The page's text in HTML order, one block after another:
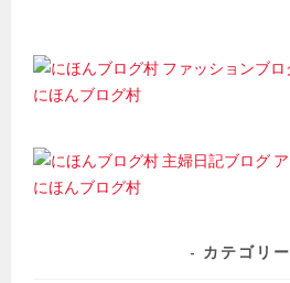
にほんブログ村
にほんブログ村
カテゴリー